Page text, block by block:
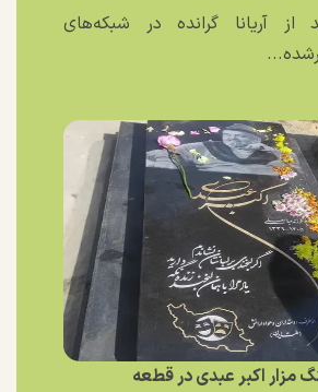
از آریانا گرانده در شبکه‌های
مزار اکبر عبدی در قطعه